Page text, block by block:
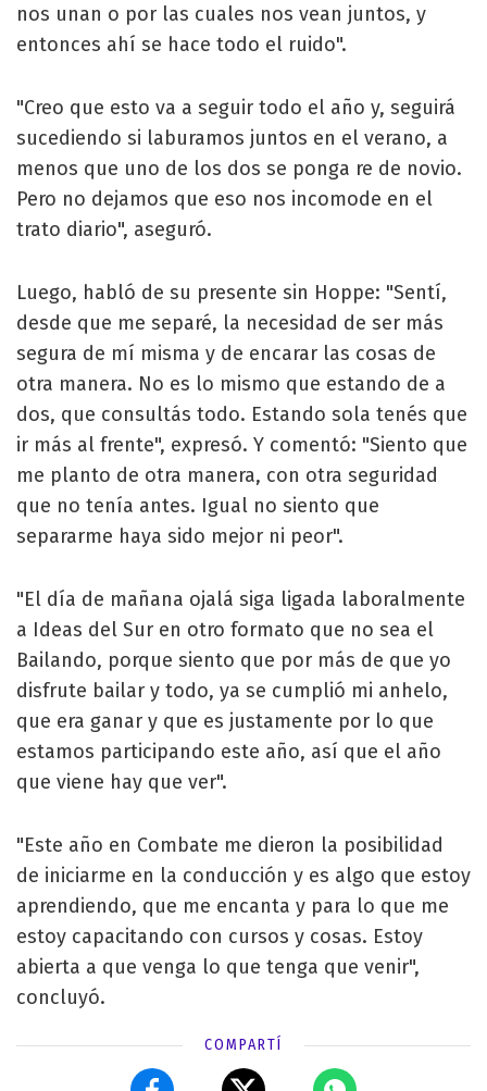
nos unan o por las cuales nos vean juntos, y
entonces ahí se hace todo el ruido".
"Creo que esto va a seguir todo el año y, seguirá
sucediendo si laburamos juntos en el verano, a
menos que uno de los dos se ponga re de novio.
Pero no dejamos que eso nos incomode en el
trato diario", aseguró.
Luego, habló de su presente sin Hoppe: "Sentí,
desde que me separé, la necesidad de ser más
segura de mí misma y de encarar las cosas de
otra manera. No es lo mismo que estando de a
dos, que consultás todo. Estando sola tenés que
ir más al frente", expresó. Y comentó: "Siento que
me planto de otra manera, con otra seguridad
que no tenía antes. Igual no siento que
separarme haya sido mejor ni peor".
"El día de mañana ojalá siga ligada laboralmente
a Ideas del Sur en otro formato que no sea el
Bailando, porque siento que por más de que yo
disfrute bailar y todo, ya se cumplió mi anhelo,
que era ganar y que es justamente por lo que
estamos participando este año, así que el año
que viene hay que ver".
"Este año en Combate me dieron la posibilidad
de iniciarme en la conducción y es algo que estoy
aprendiendo, que me encanta y para lo que me
estoy capacitando con cursos y cosas. Estoy
abierta a que venga lo que tenga que venir",
concluyó.
COMPARTÍ